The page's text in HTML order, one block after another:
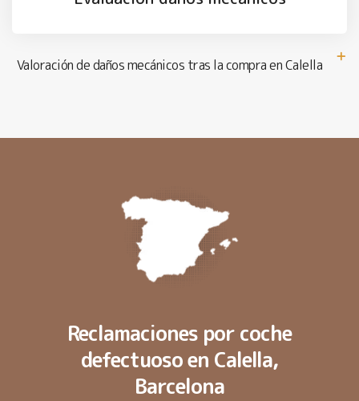
Valoración de daños mecánicos tras la compra en Calella
Reclamaciones por coche
defectuoso en Calella,
Barcelona